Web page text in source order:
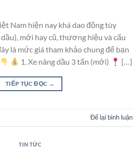
Nam hiện nay khá dao động tùy
mới hay cũ, thương hiệu và cấu
là mức giá tham khảo chung để bạn
1. Xe nâng dầu 3 tấn (mới) […]
TIẾP TỤC ĐỌC →
Để lại bình luận
TIN TỨC